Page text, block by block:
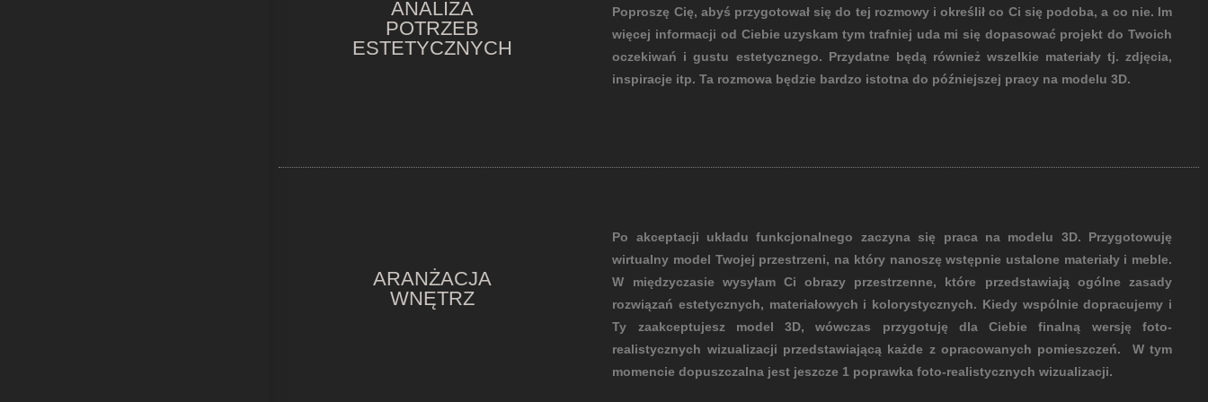
ANALIZA
POTRZEB
ESTETYCZNYCH
Poproszę Cię, abyś przygotował się do tej rozmowy i określił co Ci się podoba, a co nie. Im
więcej informacji od Ciebie uzyskam tym trafniej uda mi się dopasować projekt do Twoich
oczekiwań i gustu estetycznego. Przydatne będą również wszelkie materiały tj. zdjęcia,
inspiracje itp. Ta rozmowa będzie bardzo istotna do późniejszej pracy na modelu 3D.
ARANŻACJA
WNĘTRZ
Po akceptacji układu funkcjonalnego zaczyna się praca na modelu 3D. Przygotowuję
wirtualny model Twojej przestrzeni, na który nanoszę wstępnie ustalone materiały i meble.
W międzyczasie wysyłam Ci obrazy przestrzenne, które przedstawiają ogólne zasady
rozwiązań estetycznych, materiałowych i kolorystycznych. Kiedy wspólnie dopracujemy i
Ty zaakceptujesz model 3D, wówczas przygotuję dla Ciebie finalną wersję foto-
realistycznych wizualizacji przedstawiającą każde z opracowanych pomieszczeń. W tym
momencie dopuszczalna jest jeszcze 1 poprawka foto-realistycznych wizualizacji.